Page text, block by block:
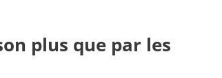
plus que par les